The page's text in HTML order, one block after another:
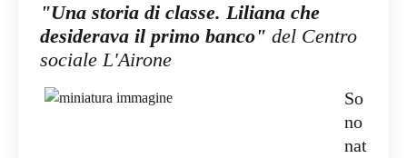
"Una storia di classe. Liliana che
desiderava il primo banco" del Centro
sociale L'Airone
So
no
nat